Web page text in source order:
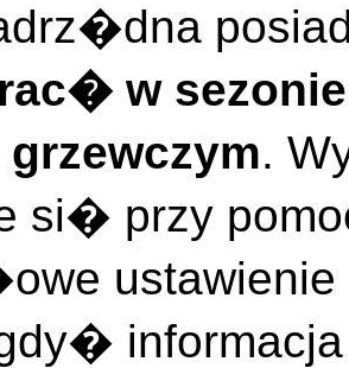
w
.
si� przy